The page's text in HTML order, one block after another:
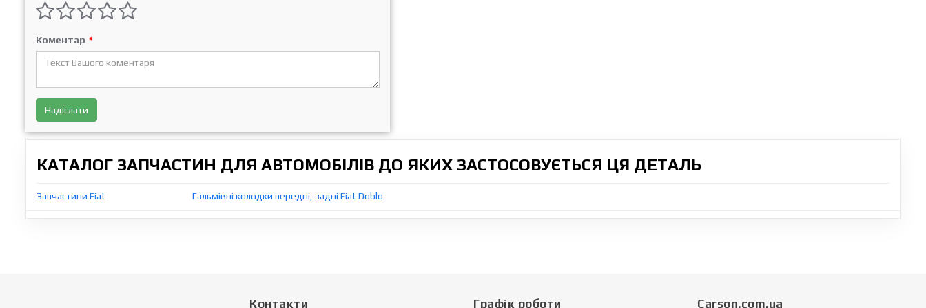
Коментар *
Надіслати
КАТАЛОГ ЗАПЧАСТИН ДЛЯ АВТОМОБІЛІВ ДО ЯКИХ ЗАСТОСОВУЄТЬСЯ ЦЯ ДЕТАЛЬ
Запчастини Fiat Гальмівні колодки передні, задні Fiat Doblo
Контакти Графік роботи Carson.com.ua